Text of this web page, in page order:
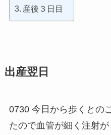
産後３日目
出産翌日
0730 今日から歩くとの
たので血管が細く注射が